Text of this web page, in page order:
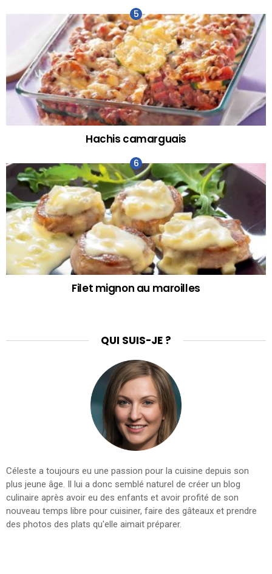
Hachis camarguais
Filet mignon au maroilles
QUI SUIS-JE ?
Céleste a toujours eu une passion pour la cuisine depuis son
plus jeune âge. Il lui a donc semblé naturel de créer un blog
culinaire après avoir eu des enfants et avoir profité de son
nouveau temps libre pour cuisiner, faire des gâteaux et prendre
des photos des plats qu'elle aimait préparer.